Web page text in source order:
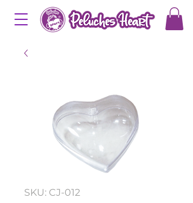
SKU: CJ-012